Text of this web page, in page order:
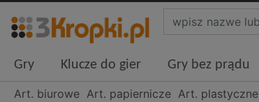
Gry Klucze do gier Gry bez prądu
Art. biurowe Art. papiernicze Art. plastyczne